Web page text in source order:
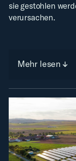
sie gestohlen
verursachen.
Mehr lesen